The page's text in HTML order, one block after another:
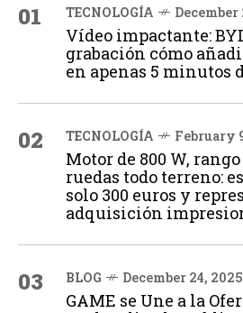
01 TECNOLOGÍA December
Vídeo impactante:
grabación cómo
en apenas 5 minutos
02 TECNOLOGÍA February
Motor de 800 W,
ruedas todo terreno:
solo 300 euros y
adquisición
03 BLOG December 24, 2025
GAME se Une a la